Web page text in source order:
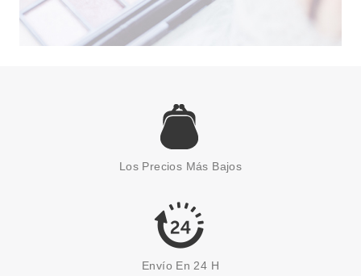
ESSENCE
ESSENCE UP MASCARILLA
FACIAL HOLO PEEL-OFF 50 ML
4.75€
Los Precios Más Bajos
Envío En 24 H